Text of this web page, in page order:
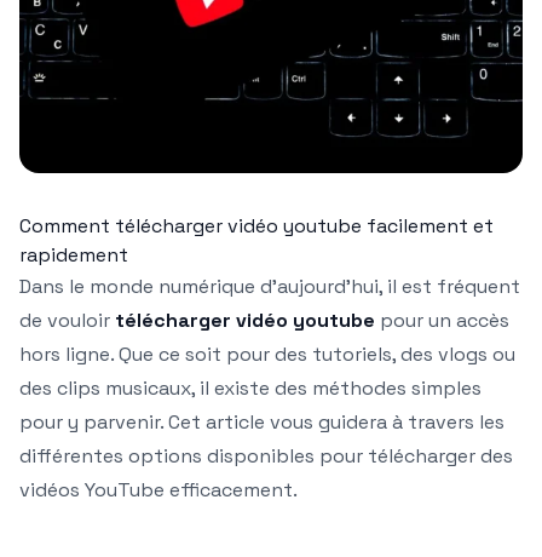
Comment télécharger vidéo youtube facilement et
rapidement
Dans le monde numérique d’aujourd’hui, il est fréquent
de vouloir télécharger vidéo youtube pour un accès
hors ligne. Que ce soit pour des tutoriels, des vlogs ou
des clips musicaux, il existe des méthodes simples
pour y parvenir. Cet article vous guidera à travers les
différentes options disponibles pour télécharger des
vidéos YouTube efficacement.